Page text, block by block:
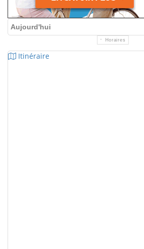
Aujourd'hui
Horaires
Itinéraire